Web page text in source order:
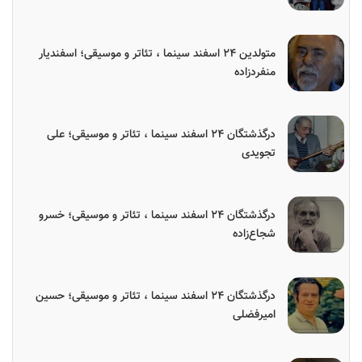
متولدین ۲۴ اسفند سینما ، تئاتر و موسیقی؛ اسفندیار
منفردزاده
درگذشتگان ۲۴ اسفند سینما ، تئاتر و موسیقی؛ علی
تجویدی
درگذشتگان ۲۴ اسفند سینما ، تئاتر و موسیقی؛ خسرو
شجاع‌زاده
درگذشتگان ۲۴ اسفند سینما ، تئاتر و موسیقی؛ حسین
امیرفضلی